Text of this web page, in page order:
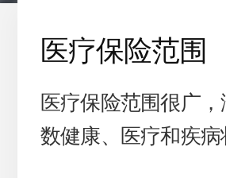
医疗保险范围
医疗保险范围很广
数健康、医疗和疾病